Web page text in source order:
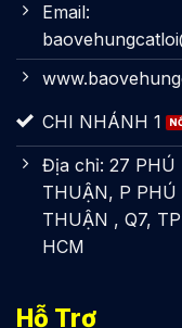
Email:
CHI NHÁNH 1
Địa chỉ: 27 PHÚ
THUẬN, P PHÚ
THUẬN , Q7, TP
HCM
Hỗ Trợ